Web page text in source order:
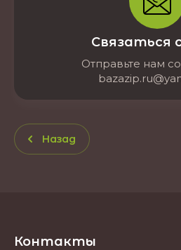
Связаться
Отправьте нам
Назад
Контакты